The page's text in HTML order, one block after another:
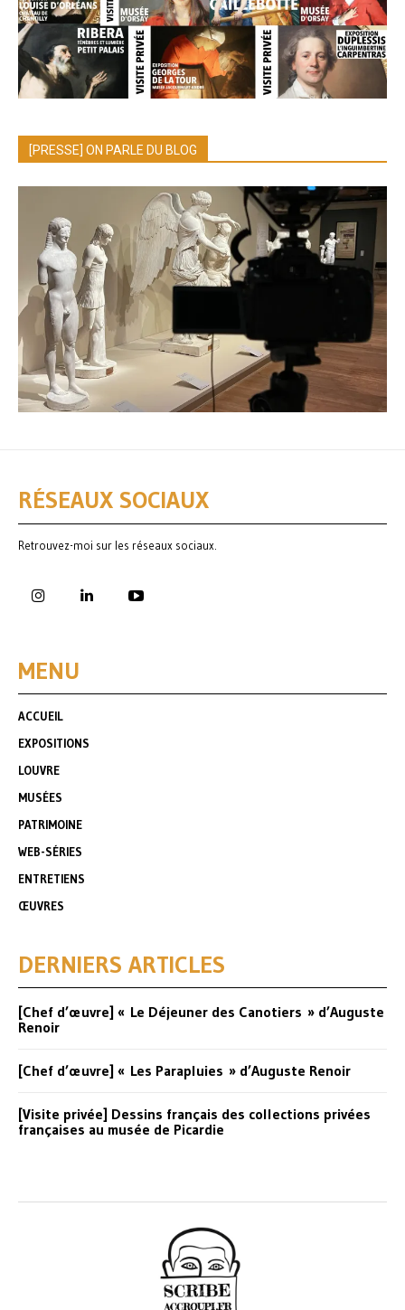
[PRESSE] ON PARLE DU BLOG
RÉSEAUX SOCIAUX
Retrouvez-moi sur les réseaux sociaux.
MENU
ACCUEIL
EXPOSITIONS
LOUVRE
MUSÉES
PATRIMOINE
WEB-SÉRIES
ENTRETIENS
ŒUVRES
DERNIERS ARTICLES
[Chef d’œuvre] « Le Déjeuner des Canotiers » d’Auguste
Renoir
[Chef d’œuvre] « Les Parapluies » d’Auguste Renoir
[Visite privée] Dessins français des collections privées
françaises au musée de Picardie